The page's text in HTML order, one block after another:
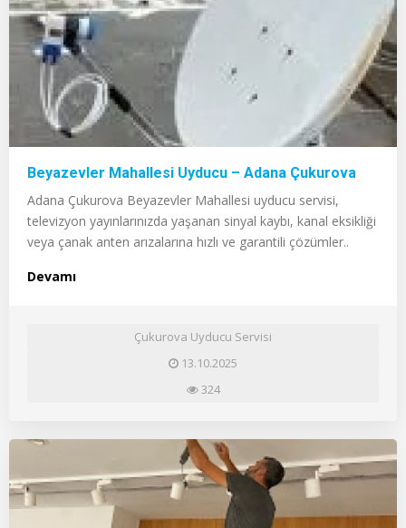
Beyazevler Mahallesi Uyducu – Adana Çukurova
Adana Çukurova Beyazevler Mahallesi uyducu servisi,
televizyon yayınlarınızda yaşanan sinyal kaybı, kanal eksikliği
veya çanak anten arızalarına hızlı ve garantili çözümler..
Devamı
Çukurova Uyducu Servisi
13.10.2025
324